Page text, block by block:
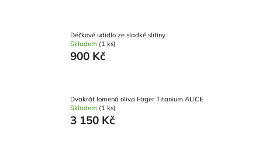
Déčkové udidlo ze sladké slitiny
Skladem (1 ks)
900 Kč
Dvakrát lomená oliva Fager Titanium ALICE
Skladem (1 ks)
3 150 Kč